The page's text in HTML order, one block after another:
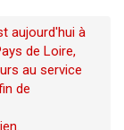
aujourd'hui à
de Loire,
au service
de